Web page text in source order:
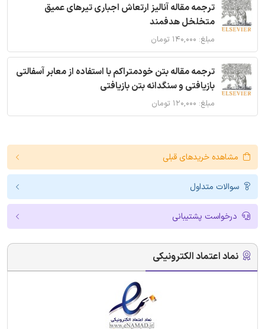
ترجمه مقاله آنالیز ارتعاش اجباری تیرهای عمیق
متخلخل هدفمند
مبلغ: ۱۴۰,۰۰۰ تومان
ترجمه مقاله بتن خودمتراکم با استفاده از معابر آسفالتی
بازیافتی و سنگدانه بتن بازیافتی
مبلغ: ۱۲۰,۰۰۰ تومان
مشاهده خریدهای قبلی
سوالات متداول
درخواست پشتیبانی
نماد اعتماد الکترونیکی